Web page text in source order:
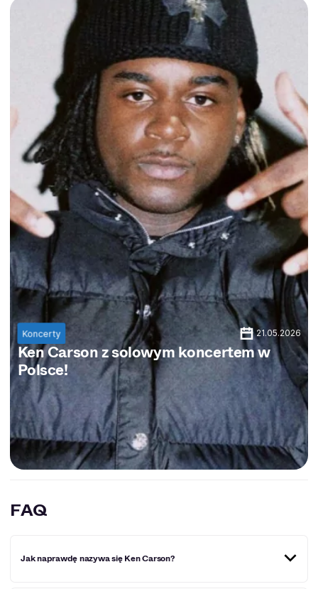
21.05.2026
Koncerty
Ken Carson z solowym koncertem w
Polsce!
FAQ
Jak naprawdę nazywa się Ken Carson?